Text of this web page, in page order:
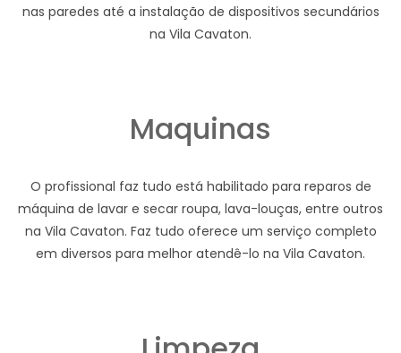
nas paredes até a instalação de dispositivos secundários
na Vila Cavaton.
Maquinas
O profissional faz tudo está habilitado para reparos de
máquina de lavar e secar roupa, lava-louças, entre outros
na Vila Cavaton. Faz tudo oferece um serviço completo
em diversos para melhor atendê-lo na Vila Cavaton.